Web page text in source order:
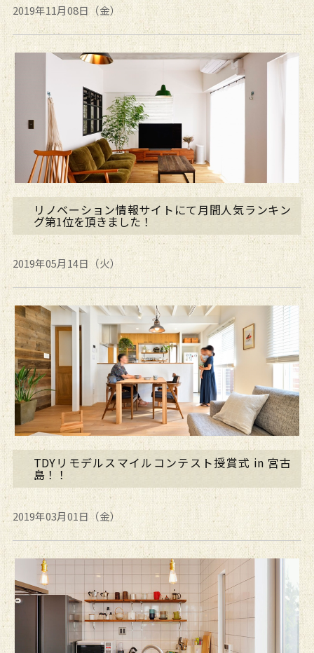
2019年11月08日（金）
リノベーション情報サイトにて月間人気ランキン
グ第1位を頂きました！
2019年05月14日（火）
TDYリモデルスマイルコンテスト授賞式 in 宮古
島！！
2019年03月01日（金）